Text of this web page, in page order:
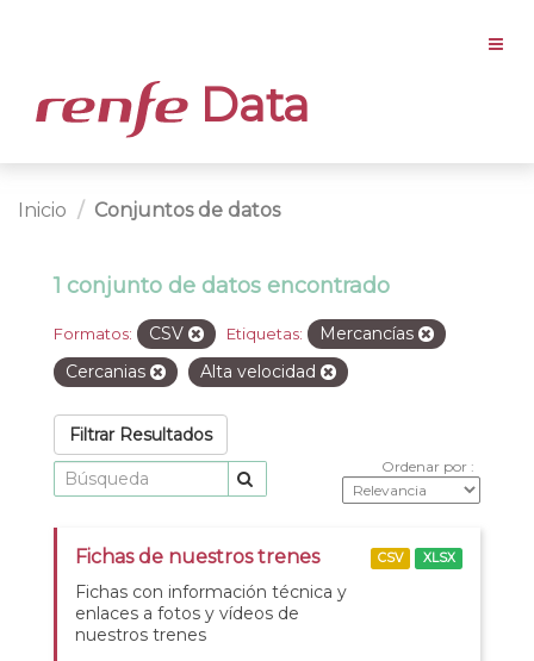
Data
Inicio Conjuntos de datos
1 conjunto de datos encontrado
Formatos: CSV Etiquetas:
Mercancías
Cercanias
Alta velocidad
Filtrar Resultados
Ordenar por
Fichas de nuestros trenes
Fichas con información técnica y
enlaces a fotos y vídeos de
nuestros trenes
CSV XLSX